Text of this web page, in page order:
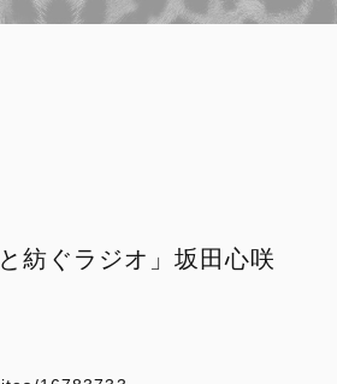
紡ぐラジオ」坂田心咲